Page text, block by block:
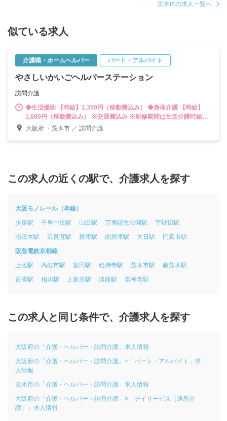
茨木市の求人一覧へ
似ている求人
介護職・ホームヘルパー パート・アルバイト
やさしいかいごヘルパーステーション
訪問介護
◆生活援助 【時給】1,350円（移動費込み） ◆身体介護 【時給】
1,600円（移動費込み） ※交通費込み ※研修期間は生活介護時給
1,250円・身体介護時給1,500円
大阪府 ・茨木市 ／ 訪問介護
この求人の近くの駅で、介護求人を探す
大阪モノレール（本線）
少路駅
千里中央駅 山田駅 万博記念公園駅
宇野辺駅
南茨木駅
沢良宜駅 摂津駅 南摂津駅 大日駅
門真市駅
阪急電鉄京都線
上牧駅
高槻市駅 富田駅 総持寺駅 茨木市駅
南茨木駅
正雀駅
相川駅 上新庄駅 淡路駅 崇禅寺駅
この求人と同じ条件で、介護求人を探す
大阪府の「介護・ヘルパー・訪問介護」求人情報
大阪府の「介護・ヘルパー・訪問介護」×「パート・アルバイト」求
人情報
茨木市の「介護・ヘルパー・訪問介護」求人情報
大阪府の「介護・ヘルパー・訪問介護」×「デイサービス（通所介
護）」求人情報